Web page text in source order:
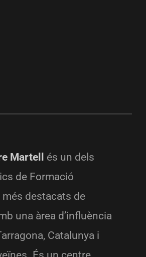
Martell
és un dels
de Formació
destacats de
una àrea d’influència
Catalunya i